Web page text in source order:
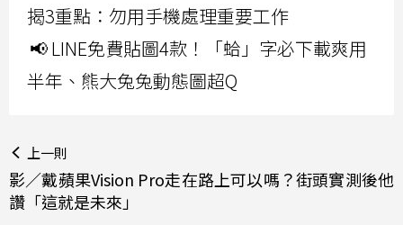
揭3重點：勿用手機處理重要工作
📢 LINE免費貼圖4款！「蛤」字必下載爽用
半年、熊大兔兔動態圖超Q
上一則
影／戴蘋果Vision Pro走在路上可以嗎？街頭實測後他
讚「這就是未來」